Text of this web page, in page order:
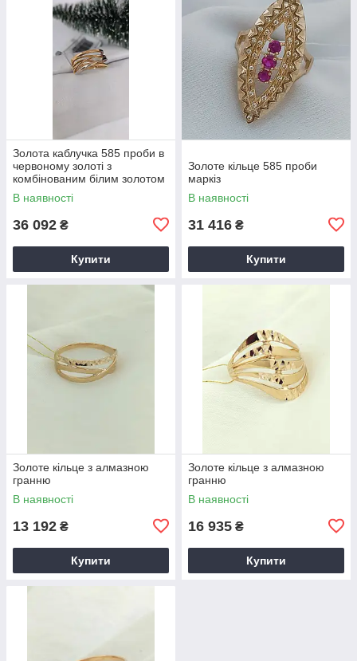
Золота каблучка 585 проби в
червоному золоті з
комбінованим білим золотом
В наявності
36 092 ₴
Купити
Золоте кільце 585 проби
маркіз
В наявності
31 416 ₴
Купити
Золоте кільце з алмазною
гранню
В наявності
13 192 ₴
Купити
Золоте кільце з алмазною
гранню
В наявності
16 935 ₴
Купити